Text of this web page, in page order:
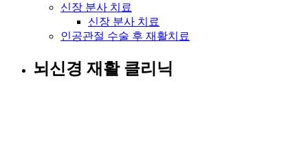
신장 분사 치료
신장 분사 치료
인공관절 수술 후 재활치료
뇌신경 재활 클리닉